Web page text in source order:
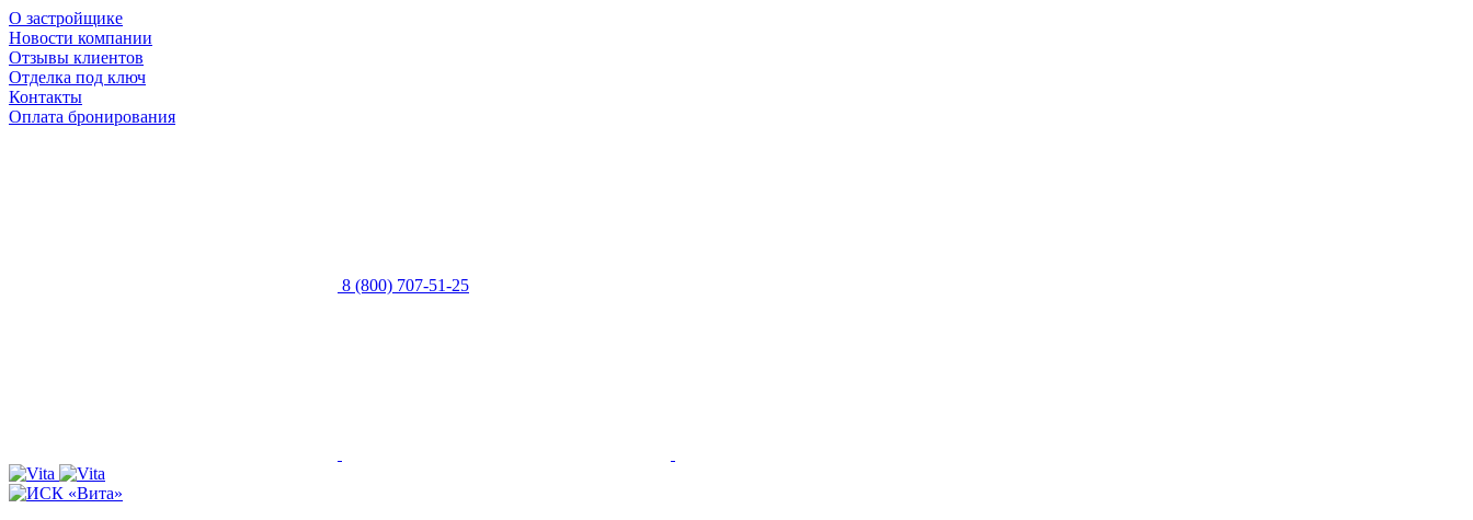
О застройщике
Новости компании
Отзывы клиентов
Отделка под ключ
Контакты
Оплата бронирования
8 (800) 707-51-25